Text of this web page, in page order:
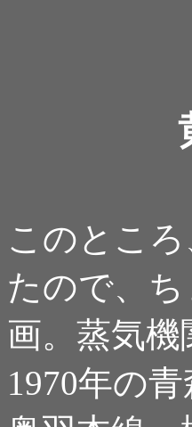
このとこ
たので、
画。蒸気
1970年の